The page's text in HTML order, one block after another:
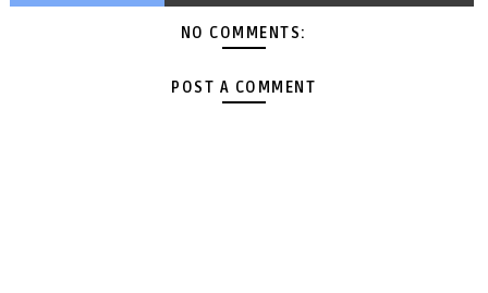
NO COMMENTS:
POST A COMMENT